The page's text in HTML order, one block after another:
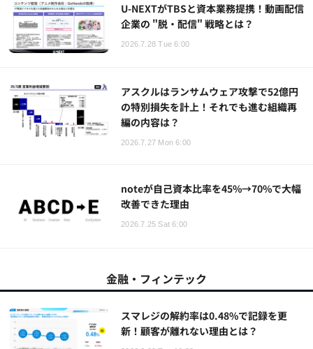
U-NEXTがTBSと資本業務提携！動画配信
企業の "脱・配信" 戦略とは？
2026.7.28 Tue 6:00
アスクルはランサムウェア攻撃で52億円
の特別損失を計上！それでも進む組織再
編の内容は？
2026.7.27 Mon 6:00
noteが自己資本比率を45%→70%で大幅
改善できた理由
2026.7.25 Sat 6:00
金融・フィンテック
スマレジの解約率は0.48%で記録を更
新！顧客が離れない理由とは？